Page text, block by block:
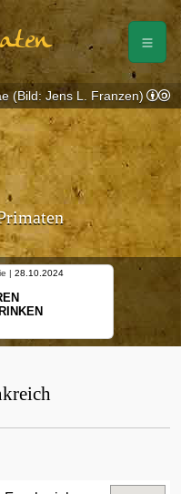
| 28.10.2024
(Bild: Jens L. Franzen)